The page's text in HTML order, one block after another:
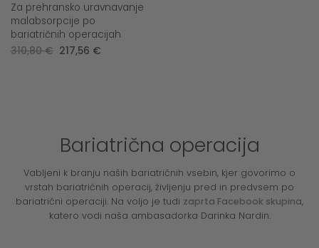
Za prehransko uravnavanje
malabsorpcije po
bariatričnih operacijah
310,80€ Original
price
217,56 €Current
Bariatrična operacija
Vabljeni k branju naših bariatričnih vsebin, kjer govorimo o
vrstah bariatričnih operacij, življenju pred in predvsem po
bariatrični operaciji. Na voljo je tudi zaprta Facebook skupina,
katero vodi naša ambasadorka Darinka Nardin.